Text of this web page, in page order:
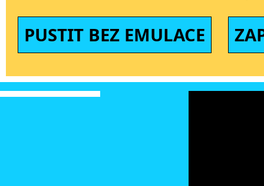
PUSTIT BEZ EMULACE